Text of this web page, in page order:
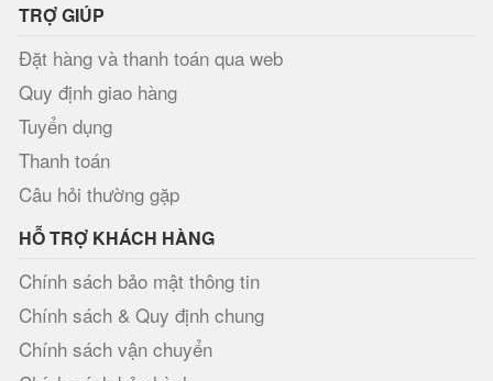
TRỢ GIÚP
Đặt hàng và thanh toán qua web
Quy định giao hàng
Tuyển dụng
Thanh toán
Câu hỏi thường gặp
HỖ TRỢ KHÁCH HÀNG
Chính sách bảo mật thông tin
Chính sách & Quy định chung
Chính sách vận chuyển